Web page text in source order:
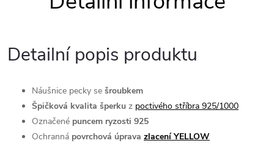
Detailní popis produktu
Náušnice pecky se šroubkem
Špičková kvalita šperku z poctivého stříbra 925/1000
Označené puncem ryzosti 925
Ochranná povrchová úprava zlacení YELLOW